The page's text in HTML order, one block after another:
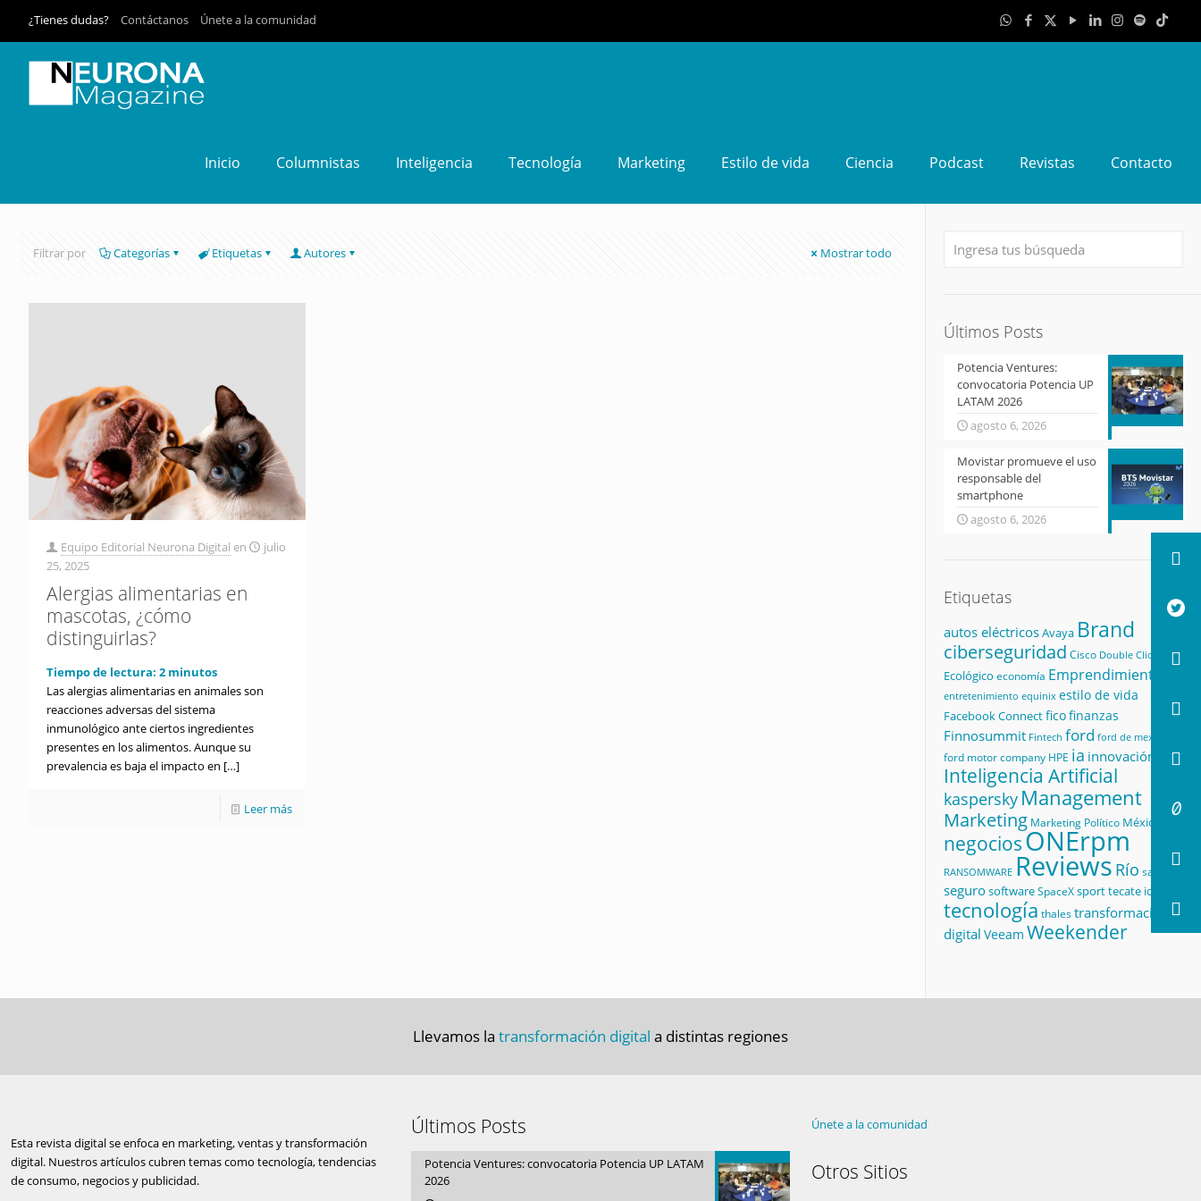
¿Tienes dudas? Contáctanos Únete a la comunidad
Inicio Columnistas Inteligencia Tecnología Marketing Estilo de vida Ciencia Podcast Revistas Contacto
Filtrar por Categorías Etiquetas Autores Mostrar todo
Equipo Editorial Neurona Digital en
julio
25, 2025
Alergias alimentarias en
mascotas, ¿cómo
distinguirlas?
Tiempo de lectura: 2 minutos
Las alergias alimentarias en animales son
reacciones adversas del sistema
inmunológico ante ciertos ingredientes
presentes en los alimentos. Aunque su
prevalencia es baja el impacto en […]
Leer más
Últimos Posts
Potencia Ventures:
convocatoria Potencia UP
LATAM 2026
agosto 6, 2026
Movistar promueve el uso
responsable del
smartphone
agosto 6, 2026
Etiquetas
autos eléctricosAvaya Brand
ciberseguridad Cisco Double Click
Ecológico economía Emprendimiento
entretenimiento equinix estilo de vida
Facebook Connectficofinanzas
Finnosummit Fintech ford ford de mexico
ford motor company HPE ia innovación
Inteligencia Artificial
kaspersky Management
Marketing Marketing Político México
negociosONErpm
RANSOMWARE Reviews Río salud
segurosoftwareSpaceXsporttecate id
tecnología thalestransformación
digital Veeam Weekender
Llevamos la transformación digital a distintas regiones
Esta revista digital se enfoca en marketing, ventas y transformación
digital. Nuestros artículos cubren temas como tecnología, tendencias
de consumo, negocios y publicidad.
Últimos Posts
Potencia Ventures: convocatoria Potencia UP LATAM
2026
Únete a la comunidad
Otros Sitios